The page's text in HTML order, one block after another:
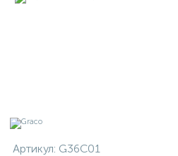
Артикул: G36C01